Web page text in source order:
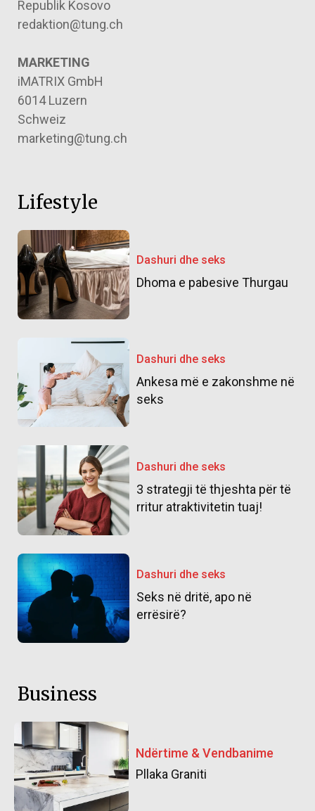
Republik Kosovo
redaktion@tung.ch
MARKETING
iMATRIX GmbH
6014 Luzern
Schweiz
marketing@tung.ch
Lifestyle
Dashuri dhe seks
Dhoma e pabesive Thurgau
Dashuri dhe seks
Ankesa më e zakonshme në
seks
Dashuri dhe seks
3 strategji të thjeshta për të
rritur atraktivitetin tuaj!
Dashuri dhe seks
Seks në dritë, apo në
errësirë?
Business
Ndërtime & Vendbanime
Pllaka Graniti